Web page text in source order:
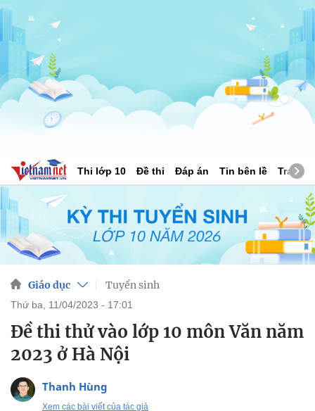
Thi lớp 10 Đề thi Đáp án Tin bên lề Tra
Giáo dục Tuyển sinh
thứ ba, 11/04/2023 - 17:01
Đề thi thử vào lớp 10 môn Văn năm
2023 ở Hà Nội
Thanh Hùng
Xem các bài viết của tác giả